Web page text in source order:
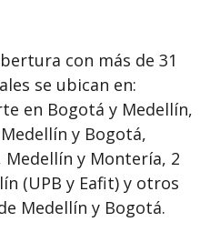
con más de 31
se ubican en:
en Bogotá y Medellín,
y Bogotá,
y Montería, 2
(UPB y Eafit) y otros
Medellín y Bogotá.